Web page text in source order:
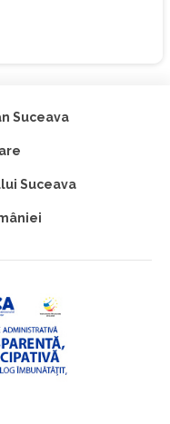
Suceava
Suceava